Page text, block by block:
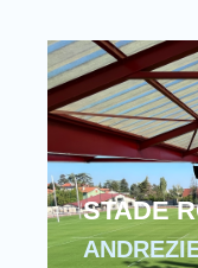
STADE